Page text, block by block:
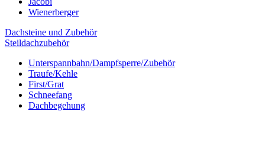
Wienerberger
Dachsteine und Zubehör
Steildachzubehör
Unterspannbahn/Dampfsperre/Zubehör
Traufe/Kehle
First/Grat
Schneefang
Dachbegehung